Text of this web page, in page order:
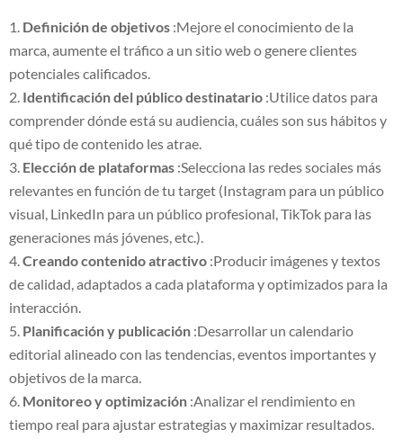
Definición de objetivos :Mejore el conocimiento de la
marca, aumente el tráfico a un sitio web o genere clientes
potenciales calificados.
Identificación del público destinatario :Utilice datos para
comprender dónde está su audiencia, cuáles son sus hábitos y
qué tipo de contenido les atrae.
Elección de plataformas :Selecciona las redes sociales más
relevantes en función de tu target (Instagram para un público
visual, LinkedIn para un público profesional, TikTok para las
generaciones más jóvenes, etc.).
Creando contenido atractivo :Producir imágenes y textos
de calidad, adaptados a cada plataforma y optimizados para la
interacción.
Planificación y publicación :Desarrollar un calendario
editorial alineado con las tendencias, eventos importantes y
objetivos de la marca.
Monitoreo y optimización :Analizar el rendimiento en
tiempo real para ajustar estrategias y maximizar resultados.